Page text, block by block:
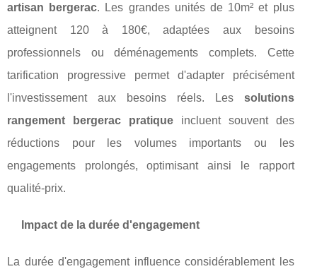
artisan bergerac. Les grandes unités de 10m² et plus
atteignent 120 à 180€, adaptées aux besoins
professionnels ou déménagements complets. Cette
tarification progressive permet d'adapter précisément
l'investissement aux besoins réels. Les solutions
rangement bergerac pratiqueincluent souvent des
réductions pour les volumes importants ou les
engagements prolongés, optimisant ainsi le rapport
qualité-prix.
Impact de la durée d'engagement
La durée d'engagement influence considérablement les